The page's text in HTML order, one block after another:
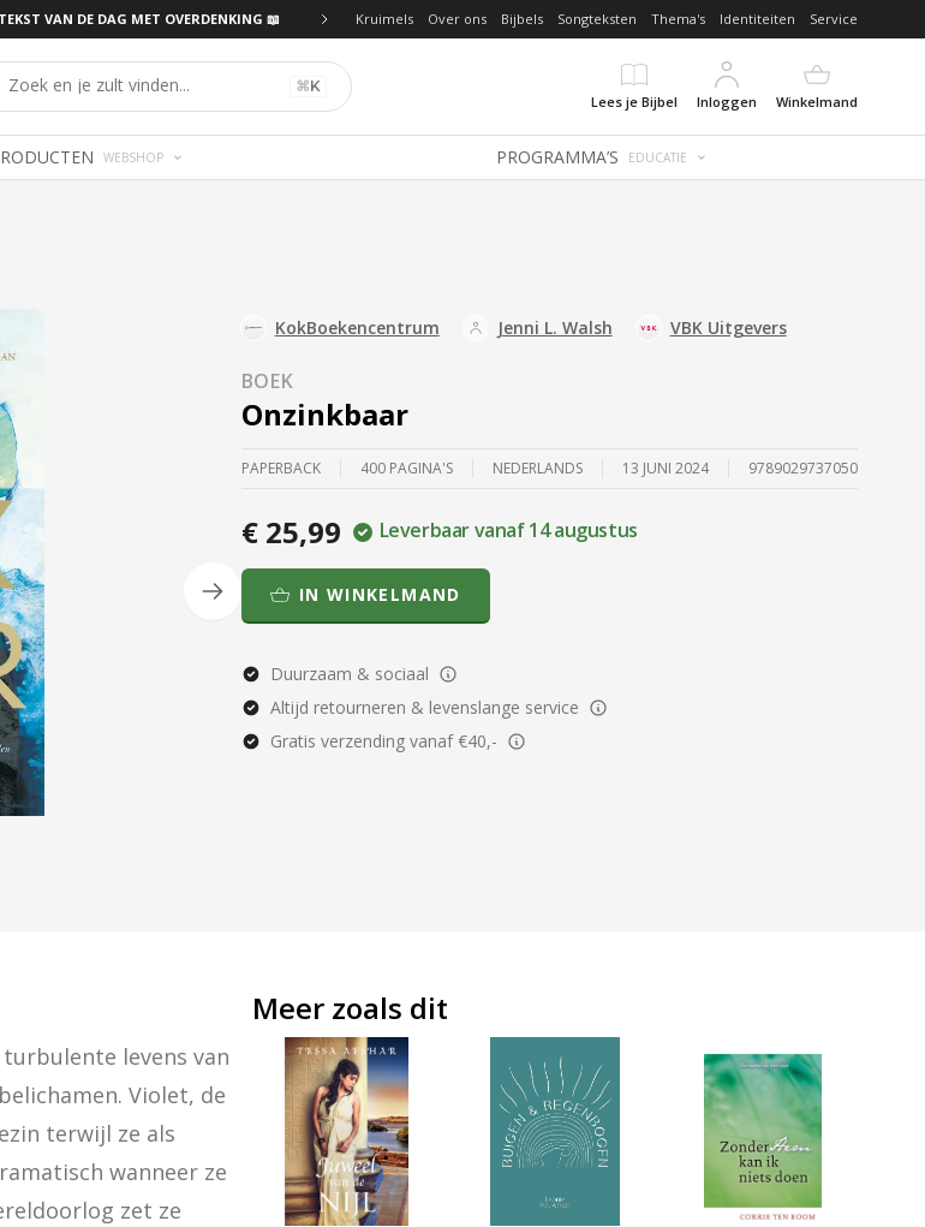
VAN DE DAG MET OVERDENKING 📖 Kruimels Over ons Bijbels Songteksten Thema's Identiteiten Service
⌘K
Lees je Bijbel
Inloggen Winkelmand
WEBSHOP PROGRAMMA’S EDUCATIE
KokBoekencentrum Jenni L. Walsh VBK Uitgevers
BOEK
Onzinkbaar
PAPERBACK 400 PAGINA'S NEDERLANDS 13 JUNI 2024 9789029737050
€ 25,99 Leverbaar vanaf 14 augustus
IN WINKELMAND
Duurzaam & sociaal
Altijd retourneren & levenslange service
Gratis verzending vanaf €40,-
levens van
Violet, de
terwijl ze als
wanneer ze
zet ze
Meer zoals dit